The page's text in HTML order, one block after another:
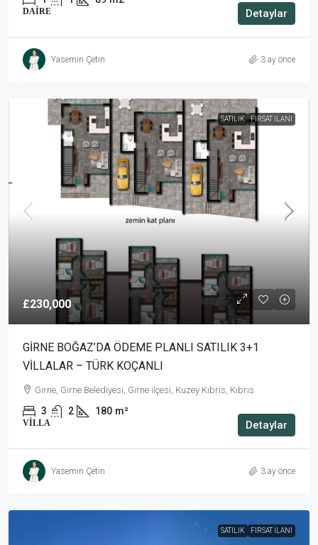
DAIRE Detaylar
Yasemin Çetin 3 ay önce
SATILIK FIRSAT İLANI
£230,000
GİRNE BOĞAZ’DA ÖDEME PLANLI SATILIK 3+1
VİLLALAR – TÜRK KOÇANLI
Girne, Girne Belediyesi, Girne ilçesi, Kuzey Kıbrıs, Kıbrıs
3 2 180 m²
VILLA Detaylar
Yasemin Çetin 3 ay önce
SATILIK FIRSAT İLANI